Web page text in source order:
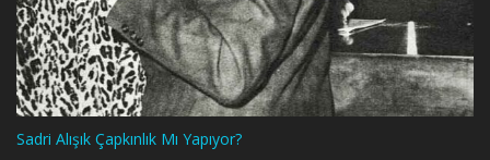
Sadri Alışık Çapkınlık Mı Yapıyor?